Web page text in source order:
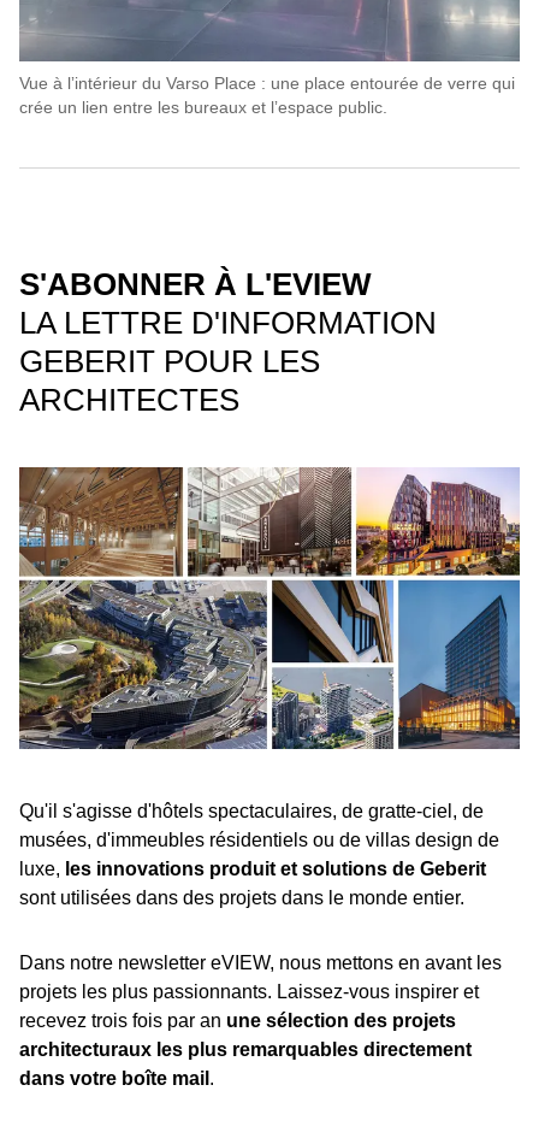
Vue à lʼintérieur du Varso Place : une place entourée de verre qui
crée un lien entre les bureaux et lʼespace public.
S'ABONNER À L'EVIEW
LA LETTRE D'INFORMATION
GEBERIT POUR LES
ARCHITECTES
Qu'il s'agisse d'hôtels spectaculaires, de gratte-ciel, de
musées, d'immeubles résidentiels ou de villas design de
luxe, les innovations produit et solutions de Geberit
sont utilisées dans des projets dans le monde entier.
Dans notre newsletter eVIEW, nous mettons en avant les
projets les plus passionnants. Laissez-vous inspirer et
recevez trois fois par an une sélection des projets
architecturaux les plus remarquables directement
dans votre boîte mail .